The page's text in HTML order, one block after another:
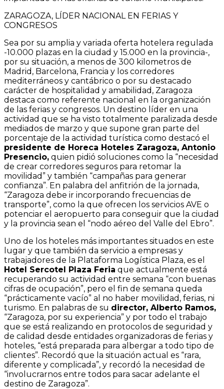
ZARAGOZA, LÍDER NACIONAL EN FERIAS Y
CONGRESOS
Sea por su amplia y variada oferta hotelera regulada
-10.000 plazas en la ciudad y 15.000 en la provincia-,
por su situación, a menos de 300 kilometros de
Madrid, Barcelona, Francia y los corredores
mediterráneos y cantábrico o por su destacado
carácter de hospitalidad y amabilidad, Zaragoza
destaca como referente nacional en la organización
de las ferias y congresos. Un destino líder en una
actividad que se ha visto totalmente paralizada desde
mediados de marzo y que supone gran parte del
porcentaje de la actividad turística como destacó el
presidente de Horeca Hoteles Zaragoza, Antonio
Presencio, quien pidió soluciones como la “necesidad
de crear corredores seguros para retomar la
movilidad” y también “campañas para generar
confianza”. En palabra del anfitrión de la jornada,
“Zaragoza debe ir incorporando frecuencias de
transporte”, como la que ofrecen los servicios AVE o
potenciar el aeropuerto para conseguir que la ciudad
y la provincia sean el “nodo aéreo del Valle del Ebro”.
Uno de los hoteles más importantes situados en este
lugar y que también da servicio a empresas y
trabajadores de la Plataforma Logística Plaza, es el
Hotel Sercotel Plaza Feria que actualmente está
recuperando su actividad entre semana “con buenas
cifras de ocupación”, pero el fin de semana queda
“prácticamente vacío” al no haber movilidad, ferias, ni
turismo. En palabras de su director, Alberto Ramos,
“Zaragoza, por su experiencia” y por todo el trabajo
que se está realizando en protocolos de seguridad y
de calidad desde entidades organizadoras de ferias y
hoteles, “está preparada para albergar a todo tipo de
clientes”. Recordó que la situación actual es “rara,
diferente y complicada”, y recordó la necesidad de
“involucrarnos entre todos para sacar adelante el
destino de Zaragoza”.